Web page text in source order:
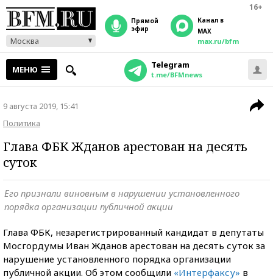
16+
Москва
прямой
эфир
Канал в
MAX
max.ru/bfm
МЕНЮ Telegram
t.me/BFMnews
9 августа 2019, 15:41
Политика
Глава ФБК Жданов арестован на десять
суток
Его признали виновным в нарушении установленного
порядка организации публичной акции
Глава ФБК, незарегистрированный кандидат в депутаты
Мосгордумы Иван Жданов арестован на десять суток за
нарушение установленного порядка организации
публичной акции. Об этом сообщили «Интерфаксу» в